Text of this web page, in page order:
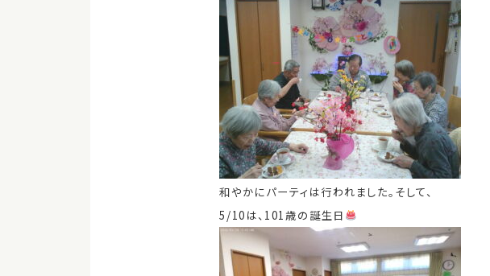
和やかにパーティは行われました。そして、
5/10は、101歳の誕生日